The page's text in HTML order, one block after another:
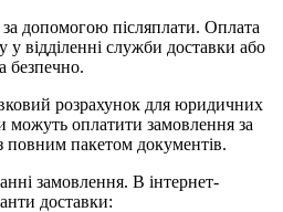
допомогою післяплати. Оплата
у відділенні служби доставки або
безпечно.
розрахунок для юридичних
можуть оплатити замовлення за
повним пакетом документів.
замовлення. В інтернет-
доставки: